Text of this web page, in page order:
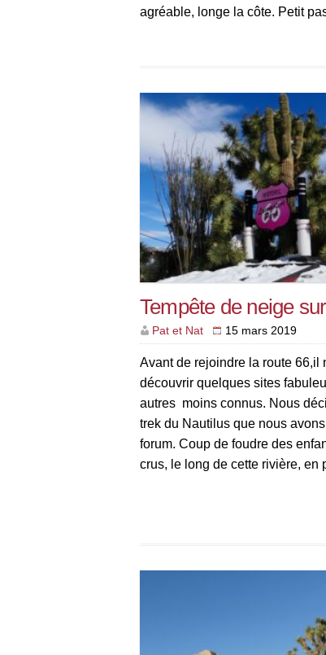
agréable, longe la côte. Petit
Tempête de neige
Pat et Nat 15 mars 2019
Avant de rejoindre la route 66,il
découvrir quelques sites
autres moins connus. Nous
trek du Nautilus que nous
forum. Coup de foudre des
crus, le long de cette rivière, en